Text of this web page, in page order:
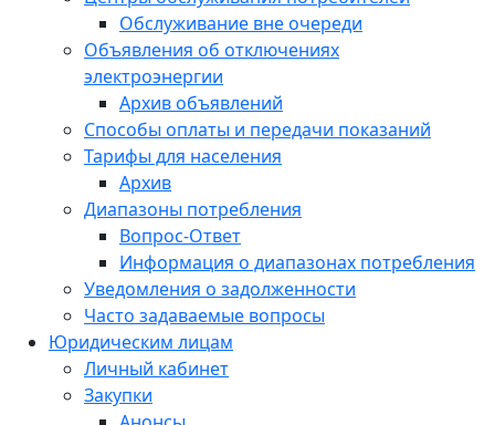
Обслуживание вне очереди
Объявления об отключениях
электроэнергии
Архив объявлений
Способы оплаты и передачи показаний
Тарифы для населения
Архив
Диапазоны потребления
Вопрос-Ответ
Информация о диапазонах потребления
Уведомления о задолженности
Часто задаваемые вопросы
Юридическим лицам
Личный кабинет
Закупки